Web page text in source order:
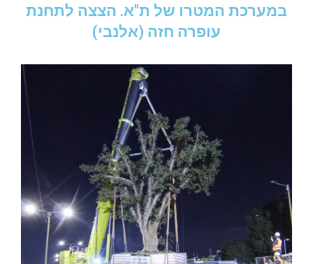
במערכת המטרו של ת"א. הצצה לתחנת
עופרה חזה (אלנבי)